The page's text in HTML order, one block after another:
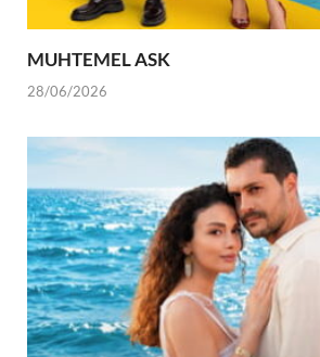
MUHTEMEL ASK
28/06/2026